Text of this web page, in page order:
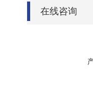
在线咨询